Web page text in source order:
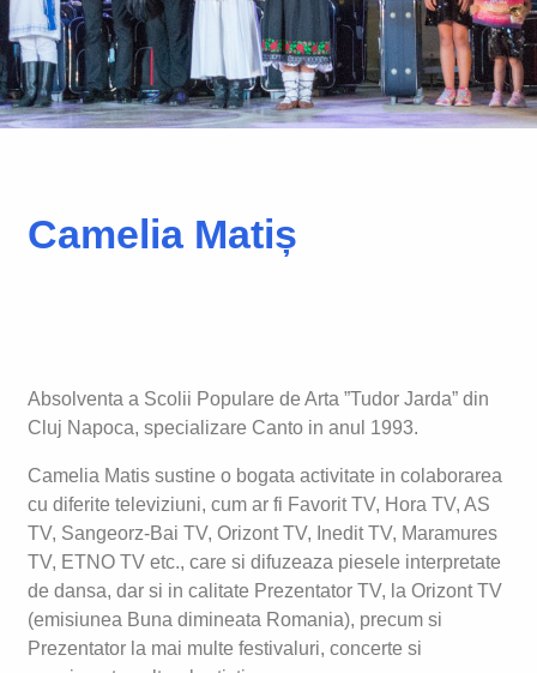
Camelia Matiș
Absolventa a Scolii Populare de Arta ”Tudor Jarda” din
Cluj Napoca, specializare Canto in anul 1993.
Camelia Matis sustine o bogata activitate in colaborarea
cu diferite televiziuni, cum ar fi Favorit TV, Hora TV, AS
TV, Sangeorz-Bai TV, Orizont TV, Inedit TV, Maramures
TV, ETNO TV etc., care si difuzeaza piesele interpretate
de dansa, dar si in calitate Prezentator TV, la Orizont TV
(emisiunea Buna dimineata Romania), precum si
Prezentator la mai multe festivaluri, concerte si